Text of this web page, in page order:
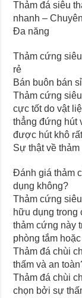
Thảm đá siêu
nhanh –
Đa năng
Thảm cứng
rẻ
Bán buôn bán
Thảm cứng
cực tốt do vật
thẳng đứng hút
được hút khô
Sự thật về
Đánh giá thảm
dụng không?
Thảm cứng
hữu dụng trong
thảm cứng này
phòng tắm
Thảm đá chùi
thấm và an
Thảm đá chùi
chọn bởi sự